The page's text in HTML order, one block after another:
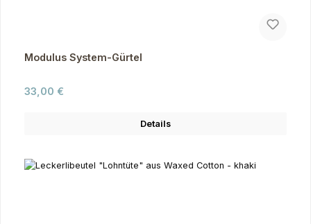
Modulus System-Gürtel
Regulärer Preis:
33,00 €
Details